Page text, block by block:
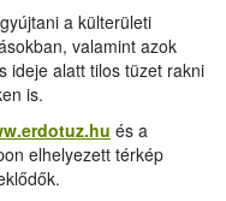
a külterületi
valamint azok
ideje alatt tilos tüzet rakni
is.
és a
elhelyezett térkép